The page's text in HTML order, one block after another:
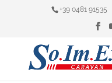
+39 0481 91535